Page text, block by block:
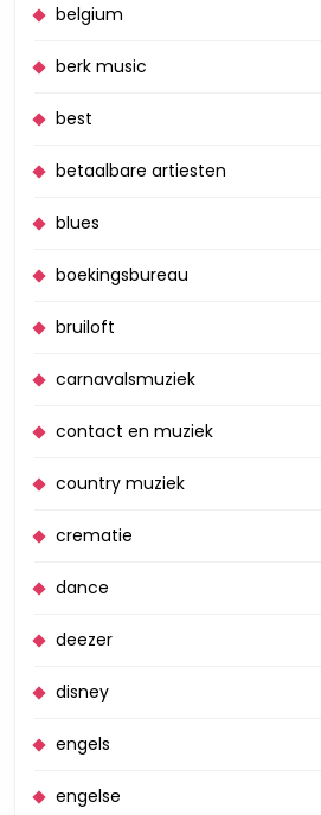
belgium
berk music
best
betaalbare artiesten
blues
boekingsbureau
bruiloft
carnavalsmuziek
contact en muziek
country muziek
crematie
dance
deezer
disney
engels
engelse